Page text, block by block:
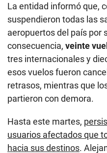
La entidad informó que,
suspendieron todas las
aeropuertos del país por
consecuencia, veinte
tres internacionales y
esos vuelos fueron
retrasos, mientras que
partieron con demora.
Hasta este martes,
usuarios afectados que
hacia sus destinos.